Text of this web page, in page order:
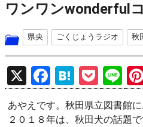
ワンワンwonderful
県央 ごくじょうラジオ 秋
X
F
a
ce
H
at
e
P
o
ck
Li
n
e
あやえです。秋田県立図書館に
２０１８年は、秋田犬の話題